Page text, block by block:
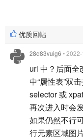
优质回帖
28d83vuig6 •
url 中？后面全
中“属性表”双
selector 或
再次进入时会
如果仍然不行
行元素区域图